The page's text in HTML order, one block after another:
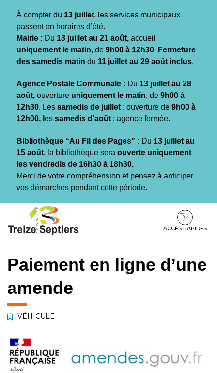
À compter du 13 juillet, les services municipaux
passent en horaires d’été.
Mairie : Du 13 juillet au 21 août, accueil
uniquement le matin, de 9h00 à 12h30. Fermeture
des samedis matin du 11 juillet au 29 août inclus.
Agence Postale Communale : Du 13 juillet au 28
août, ouverture uniquement le matin, de 9h00 à
12h30. Les samedis de juillet : ouverture de 9h00 à
12h00, l es samedis d’août : agence fermée.
Bibliothèque “Au Fil des Pages” : Du 13 juillet au
15 août, la bibliothèque sera ouverte uniquement
les vendredis de 16h30 à 18h30.
Merci de votre compréhension et pensez à anticiper
vos démarches pendant cette période.
contenu
pied
ACCÈS RAPIDES
Paiement en ligne d’une
amende
VÉHICULE